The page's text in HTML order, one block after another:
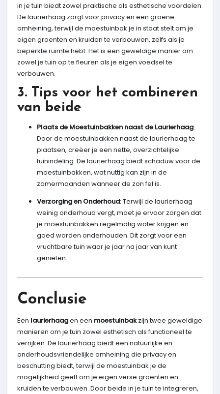
in je tuin biedt zowel praktische als esthetische voordelen.
De laurierhaag zorgt voor privacy en een groene
omheining, terwijl de moestuinbak je in staat stelt om je
eigen groenten en kruiden te verbouwen, zelfs als je
beperkte ruimte hebt. Het is een geweldige manier om
zowel je tuin op te fleuren als je eigen voedsel te
verbouwen.
3. Tips voor het combineren
van beide
Plaats de Moestuinbakken naast de Laurierhaag:
Door de moestuinbakken naast de laurierhaag te
plaatsen, creëer je een nette, overzichtelijke
tuinindeling. De laurierhaag biedt schaduw voor de
moestuinbakken, wat nuttig kan zijn in de
zomermaanden wanneer de zon fel is.
Verzorging en Onderhoud: Terwijl de laurierhaag
weinig onderhoud vergt, moet je ervoor zorgen dat
je moestuinbakken regelmatig water krijgen en
goed worden onderhouden. Dit zorgt voor een
vruchtbare tuin waar je jaar na jaar van kunt
genieten.
Conclusie
Een laurierhaagen een moestuinbakzijn twee geweldige
manieren om je tuin zowel esthetisch als functioneel te
verrijken. De laurierhaag biedt een natuurlijke en
onderhoudsvriendelijke omheining die privacy en
beschutting biedt, terwijl de moestuinbak je de
mogelijkheid geeft om je eigen verse groenten en
kruiden te verbouwen. Door beide in je tuin te integreren,